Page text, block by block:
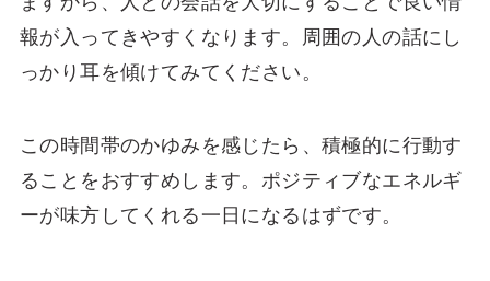
報が入ってきやすくなります。周囲の人の話にし
っかり耳を傾けてみてください。
この時間帯のかゆみを感じたら、積極的に行動す
ることをおすすめします。ポジティブなエネルギ
ーが味方してくれる一日になるはずです。